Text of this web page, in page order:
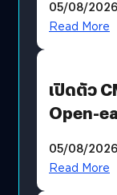
Moon x
05/08/2026
Read More
เปิดตัว
Open-
05/08/2026
Read More